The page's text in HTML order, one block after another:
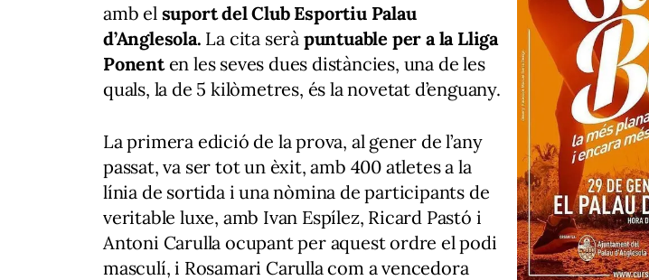
amb el suport del Club Esportiu Palau
d’Anglesola. La cita serà puntuable per a la Lliga
Ponenten les seves dues distàncies, una de les
quals, la de 5 kilòmetres, és la novetat d’enguany.
La primera edició de la prova, al gener de l’any
passat, va ser tot un èxit, amb 400 atletes a la
línia de sortida i una nòmina de participants de
veritable luxe, amb Ivan Espílez, Ricard Pastó i
Antoni Carulla ocupant per aquest ordre el podi
masculí, i Rosamari Carulla com a vencedora